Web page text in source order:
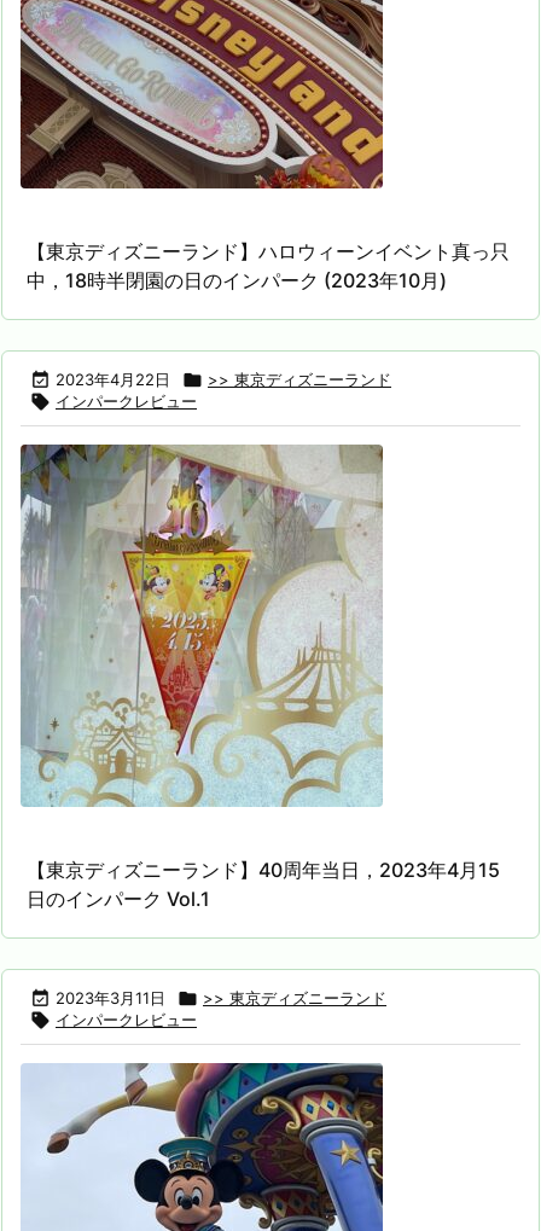
【東京ディズニーランド】ハロウィーンイベント真っ只
中，18時半閉園の日のインパーク (2023年10月)
 2023年4月22日  >> 東京ディズニーランド
 インパークレビュー
【東京ディズニーランド】40周年当日，2023年4月15
日のインパーク Vol.1
 2023年3月11日  >> 東京ディズニーランド
 インパークレビュー